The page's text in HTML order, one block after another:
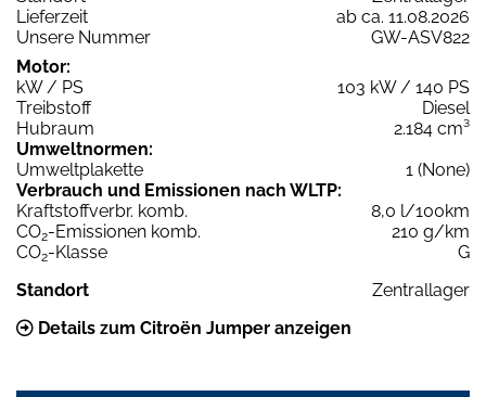
Lieferzeit
ab ca. 11.08.2026
Unsere Nummer
GW-ASV822
Motor:
kW / PS
103 kW / 140 PS
Treibstoff
Diesel
Hubraum
2.184 cm³
Umweltnormen:
Umweltplakette
1 (None)
Verbrauch und Emissionen nach WLTP:
Kraftstoffverbr. komb.
8,0 l/100km
CO2-Emissionen komb.
210 g/km
CO2-Klasse
G
Standort
Zentrallager
Details zum Citroën Jumper anzeigen